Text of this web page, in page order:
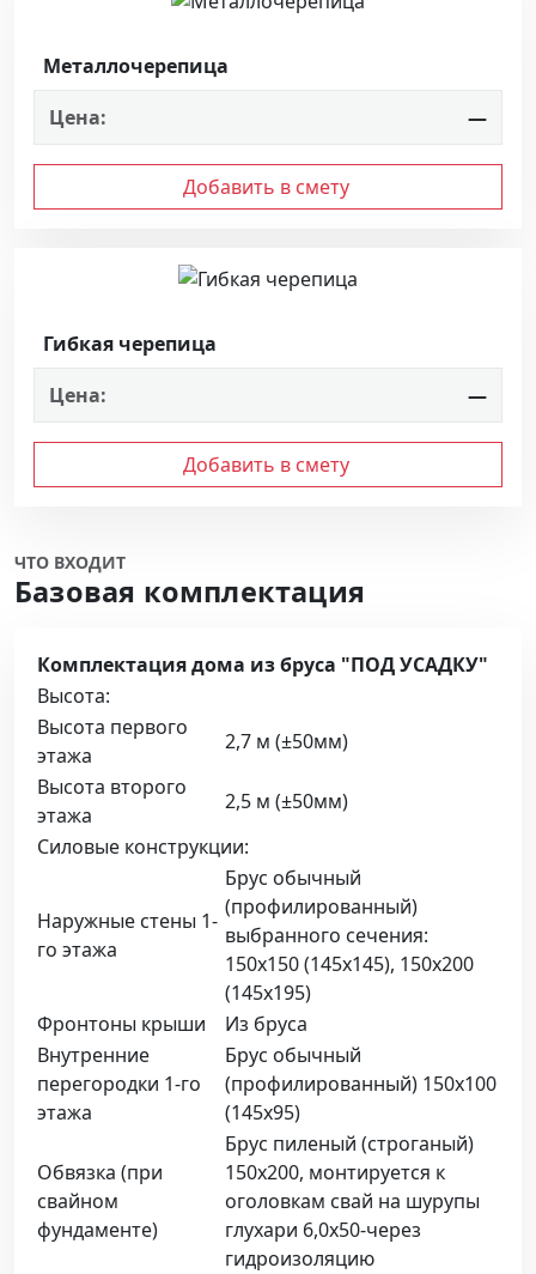
Металлочерепица
Цена:
—
Добавить в смету
Гибкая черепица
Цена:
—
Добавить в смету
ЧТО ВХОДИТ
Базовая комплектация
Комплектация дома из бруса "ПОД УСАДКУ"
Высота:
Высота первого
этажа
2,7 м (±50мм)
Высота второго
этажа
2,5 м (±50мм)
Силовые конструкции:
Наружные стены 1-
го этажа
Брус обычный
(профилированный)
выбранного сечения:
150х150 (145х145), 150х200
(145х195)
Фронтоны крыши
Из бруса
Внутренние
перегородки 1-го
этажа
Брус обычный
(профилированный) 150х100
(145х95)
Обвязка (при
свайном
фундаменте)
Брус пиленый (строганый)
150х200, монтируется к
оголовкам свай на шурупы
глухари 6,0х50-через
гидроизоляцию